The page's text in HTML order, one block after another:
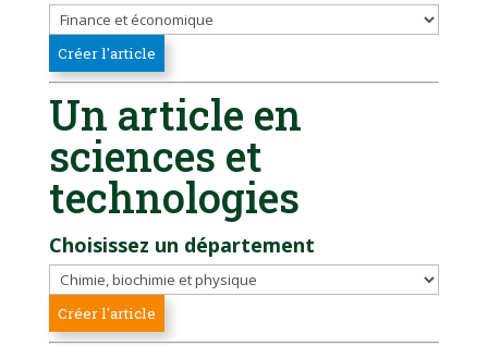
Un article en
sciences et
technologies
Choisissez un département